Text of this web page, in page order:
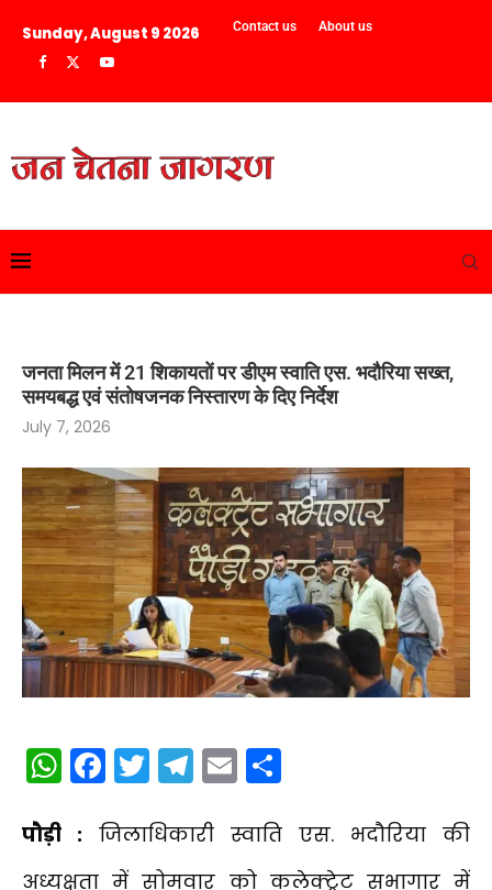
Sunday, August 9 2026 Contact us About us
जनता मिलन में 21 शिकायतों पर डीएम स्वाति एस. भदौरिया सख्त,
समयबद्ध एवं संतोषजनक निस्तारण के दिए निर्देश
July 7, 2026
WhatsApp
Facebook
Twitter
Telegram
Email
पौड़ी : जिलाधिकारी स्वाति एस. भदौरिया की
अध्यक्षता में सोमवार को कलेक्ट्रेट सभागार में